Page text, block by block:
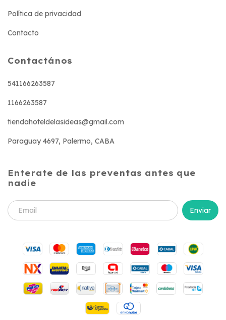
Política de privacidad
Contacto
Contactános
541166263587
1166263587
tiendahoteldelasideas@gmail.com
Paraguay 4697, Palermo, CABA
Enterate de las preventas antes que
nadie